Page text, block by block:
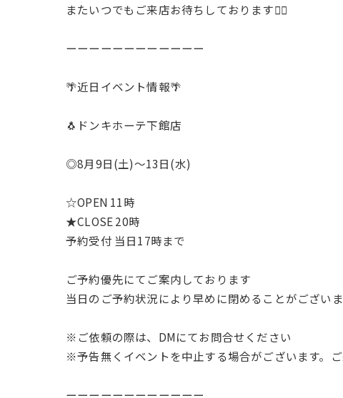
またいつでもご来店お待ちしております🙇‍♂️
ーーーーーーーーーーーー
🌴近日イベント情報🌴
🐧ドンキホーテ下館店
◎8月9日(土)〜13日(水)
☆OPEN 11時
★CLOSE 20時
予約受付 当日17時まで
ご予約優先にてご案内しております
当日のご予約状況により早めに閉めることがございま
※ご依頼の際は、DMにてお問合せください
※予告無くイベントを中止する場合がございます。
ーーーーーーーーーーーー